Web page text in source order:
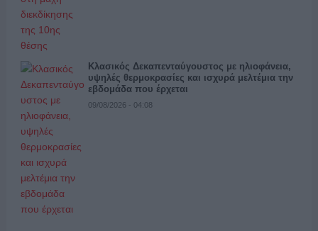
Κλασικός Δεκαπενταύγουστος με ηλιοφάνεια,
υψηλές θερμοκρασίες και ισχυρά μελτέμια την
εβδομάδα που έρχεται
09/08/2026 - 04:08